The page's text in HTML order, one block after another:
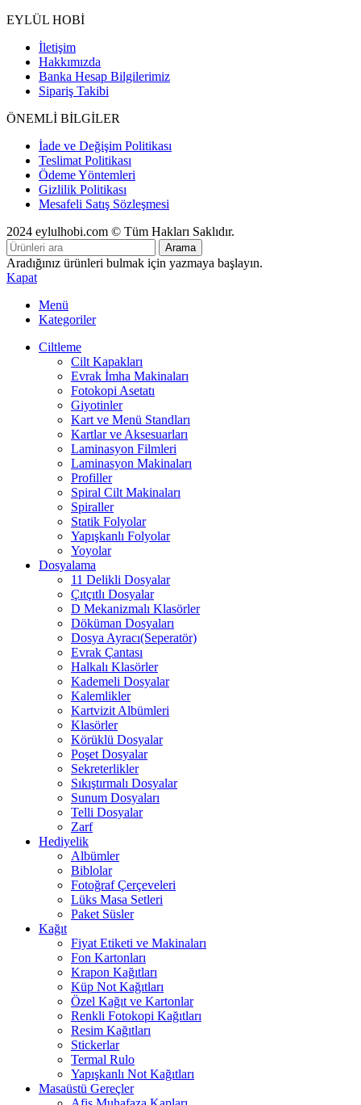
EYLÜL HOBİ
İletişim
Hakkımızda
Banka Hesap Bilgilerimiz
Sipariş Takibi
ÖNEMLİ BİLGİLER
İade ve Değişim Politikası
Teslimat Politikası
Ödeme Yöntemleri
Gizlilik Politikası
Mesafeli Satış Sözleşmesi
2024 eylulhobi.com © Tüm Hakları Saklıdır.
Arama
Aradığınız ürünleri bulmak için yazmaya başlayın.
Kapat
Menü
Kategoriler
Ciltleme
Cilt Kapakları
Evrak İmha Makinaları
Fotokopi Asetatı
Giyotinler
Kart ve Menü Standları
Kartlar ve Aksesuarları
Laminasyon Filmleri
Laminasyon Makinaları
Profiller
Spiral Cilt Makinaları
Spiraller
Statik Folyolar
Yapışkanlı Folyolar
Yoyolar
Dosyalama
11 Delikli Dosyalar
Çıtçıtlı Dosyalar
D Mekanizmalı Klasörler
Döküman Dosyaları
Dosya Ayracı(Seperatör)
Evrak Çantası
Halkalı Klasörler
Kademeli Dosyalar
Kalemlikler
Kartvizit Albümleri
Klasörler
Körüklü Dosyalar
Poşet Dosyalar
Sekreterlikler
Sıkıştırmalı Dosyalar
Sunum Dosyaları
Telli Dosyalar
Zarf
Hediyelik
Albümler
Biblolar
Fotoğraf Çerçeveleri
Lüks Masa Setleri
Paket Süsler
Kağıt
Fiyat Etiketi ve Makinaları
Fon Kartonları
Krapon Kağıtları
Küp Not Kağıtları
Özel Kağıt ve Kartonlar
Renkli Fotokopi Kağıtları
Resim Kağıtları
Stickerlar
Termal Rulo
Yapışkanlı Not Kağıtları
Masaüstü Gereçler